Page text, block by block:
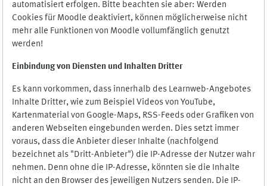
automatisiert erfolgen. Bitte beachten sie aber: Werden
Cookies für Moodle deaktiviert, können möglicherweise nicht
mehr alle Funktionen von Moodle vollumfänglich genutzt
werden!
Einbindung von Diensten und Inhalten Dritter
Es kann vorkommen, dass innerhalb des Learnweb-Angebotes
Inhalte Dritter, wie zum Beispiel Videos von YouTube,
Kartenmaterial von Google-Maps, RSS-Feeds oder Grafiken von
anderen Webseiten eingebunden werden. Dies setzt immer
voraus, dass die Anbieter dieser Inhalte (nachfolgend
bezeichnet als "Dritt-Anbieter") die IP-Adresse der Nutzer wahr
nehmen. Denn ohne die IP-Adresse, könnten sie die Inhalte
nicht an den Browser des jeweiligen Nutzers senden. Die IP-